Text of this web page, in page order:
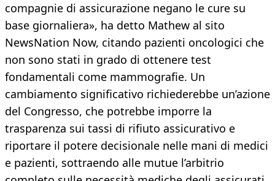
compagnie di assicurazione negano le cure su
base giornaliera», ha detto Mathew al sito
NewsNation Now, citando pazienti oncologici che
non sono stati in grado di ottenere test
fondamentali come mammografie. Un
cambiamento significativo richiederebbe un’azione
del Congresso, che potrebbe imporre la
trasparenza sui tassi di rifiuto assicurativo e
riportare il potere decisionale nelle mani di medici
e pazienti, sottraendo alle mutue l’arbitrio